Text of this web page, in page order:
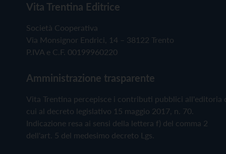
Vita Trentina Editrice
Società Cooperativa
Via Monsignor Endrici, 14 – 38122 Trento
P.IVA e C.F. 00199960220
Amministrazione trasparente
Vita Trentina percepisce i contributi pubblici all'editoria
cui al decreto legislativo 15 maggio 2017, n. 70.
Indicazione resa ai sensi della lettera f) del comma 2
dell'art. 5 del medesimo decreto Lgs.